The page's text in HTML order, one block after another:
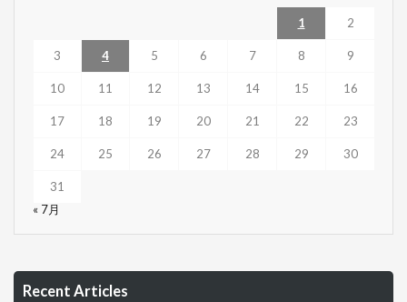
1 2
3 4 5 6 7 8 9
10 11 12 13 14 15 16
17 18 19 20 21 22 23
24 25 26 27 28 29 30
31
« 7月
Recent Articles